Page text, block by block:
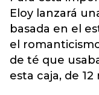
Eloy lanzará
basada en el
el
de té que
esta caja, de